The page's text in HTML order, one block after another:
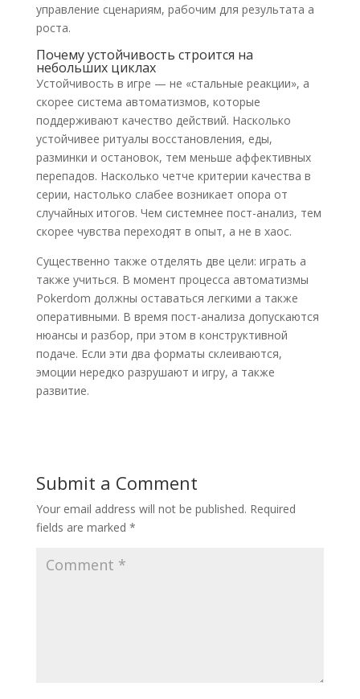
управление сценариям, рабочим для результата а
роста.
Почему устойчивость строится на
небольших циклах
Устойчивость в игре — не «стальные реакции», а
скорее система автоматизмов, которые
поддерживают качество действий. Насколько
устойчивее ритуалы восстановления, еды,
разминки и остановок, тем меньше аффективных
перепадов. Насколько четче критерии качества в
серии, настолько слабее возникает опора от
случайных итогов. Чем системнее пост-анализ, тем
скорее чувства переходят в опыт, а не в хаос.
Существенно также отделять две цели: играть а
также учиться. В момент процесса автоматизмы
Pokerdom должны оставаться легкими а также
оперативными. В время пост-анализа допускаются
нюансы и разбор, при этом в конструктивной
подаче. Если эти два форматы склеиваются,
эмоции нередко разрушают и игру, а также
развитие.
Submit a Comment
Your email address will not be published. Required
fields are marked *